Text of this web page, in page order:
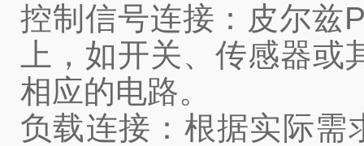
控制信号连接：皮尔兹
上，如开关、传感器
相应的电路。
负载连接：根据实际需